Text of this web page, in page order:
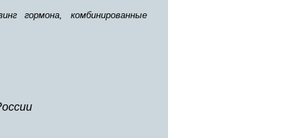
гормона, комбинированные